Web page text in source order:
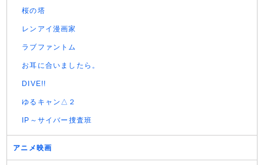
桜の塔
レンアイ漫画家
ラブファントム
お耳に合いましたら。
DIVE!!
ゆるキャン△２
IP～サイバー捜査班
アニメ映画